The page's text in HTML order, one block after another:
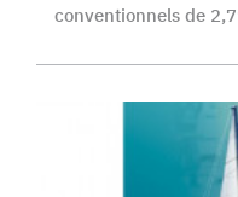
conventionnels de